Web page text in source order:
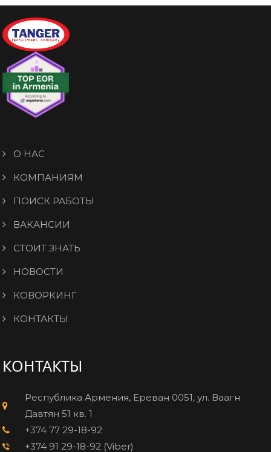
О НАС
КОМПАНИЯМ
ПОИСК РАБОТЫ
ВАКАНСИИ
СТОИТ ЗНАТЬ
НОВОСТИ
КОВОРКИНГ
КОНТАКТЫ
КОНТАКТЫ
Республика Армения, Ереван 0051, ул. Ваагн
Давтян 51 кв. 1
+374 77 29-18-92
+374 91 29-18-92 (Viber)